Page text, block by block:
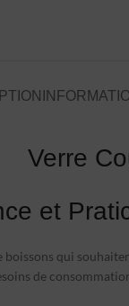
Verre
et
qui
de